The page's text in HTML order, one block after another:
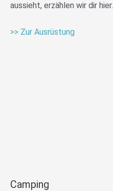
aussieht, erzählen wir dir hier.
>> Zur Ausrüstung
Camping